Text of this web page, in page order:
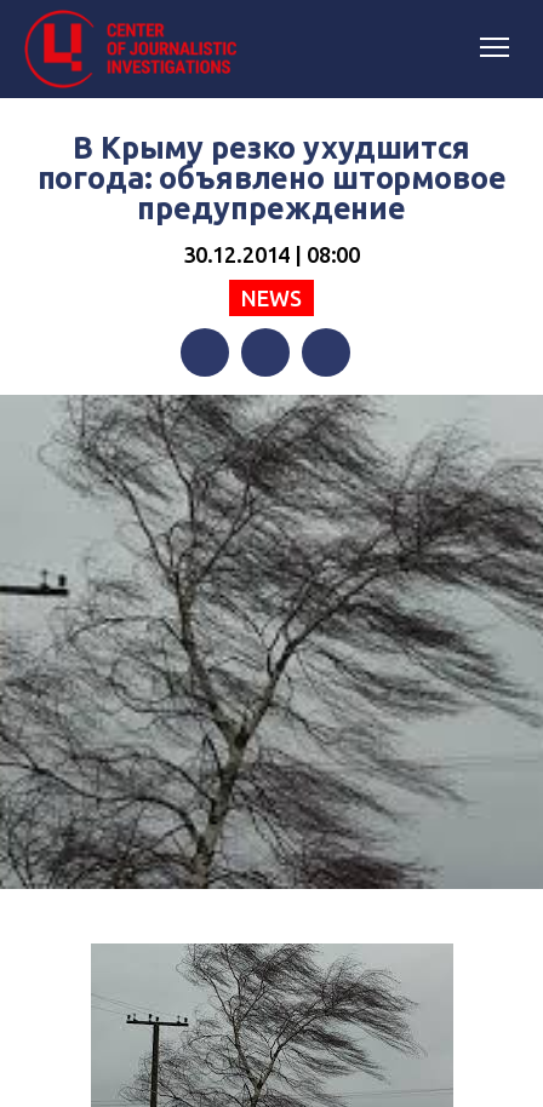
В Крыму резко ухудшится
погода: объявлено штормовое
предупреждение
30.12.2014 | 08:00
NEWS
FacebookTwitterTelegram